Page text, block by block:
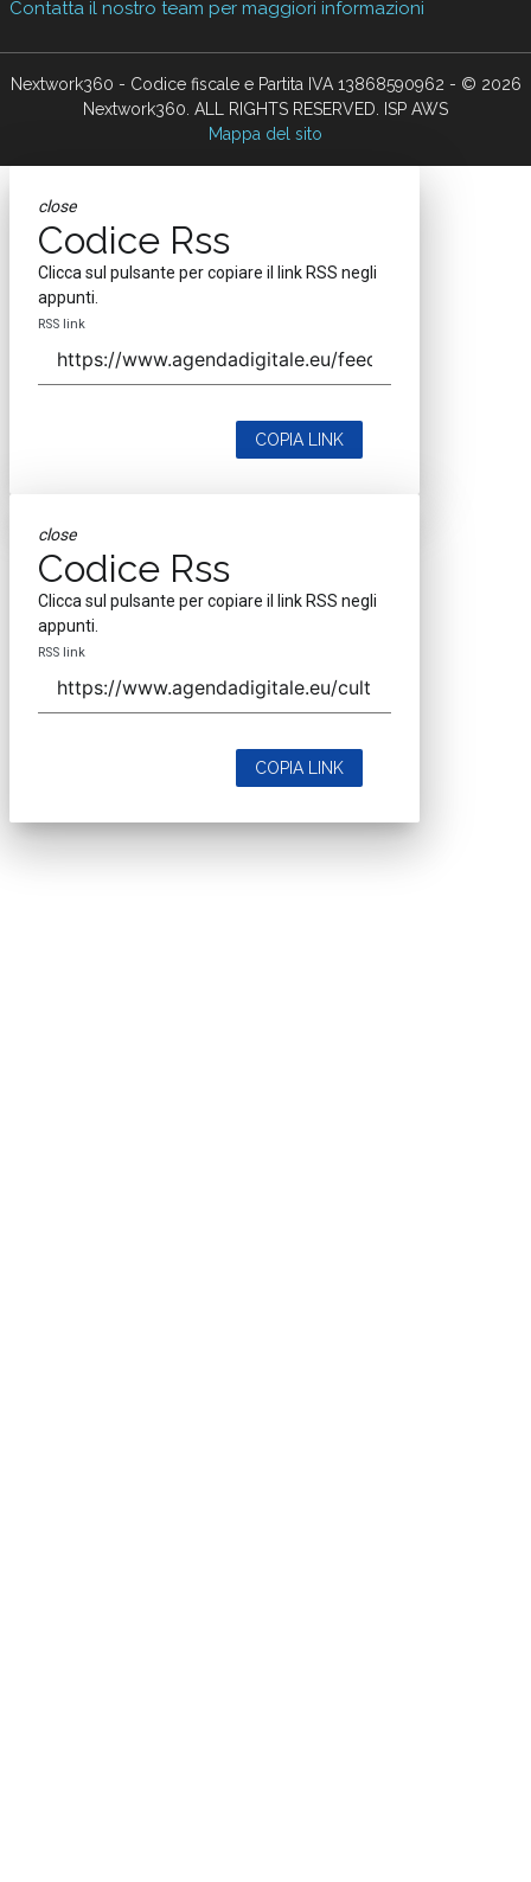
Contatta il nostro team per maggiori informazioni
Nextwork360 - Codice fiscale e Partita IVA 13868590962 - © 2026
Nextwork360. ALL RIGHTS RESERVED. ISP AWS
Mappa del sito
close
Codice Rss
Clicca sul pulsante per copiare il link RSS negli
appunti.
RSS link
COPIA LINK
close
Codice Rss
Clicca sul pulsante per copiare il link RSS negli
appunti.
RSS link
COPIA LINK